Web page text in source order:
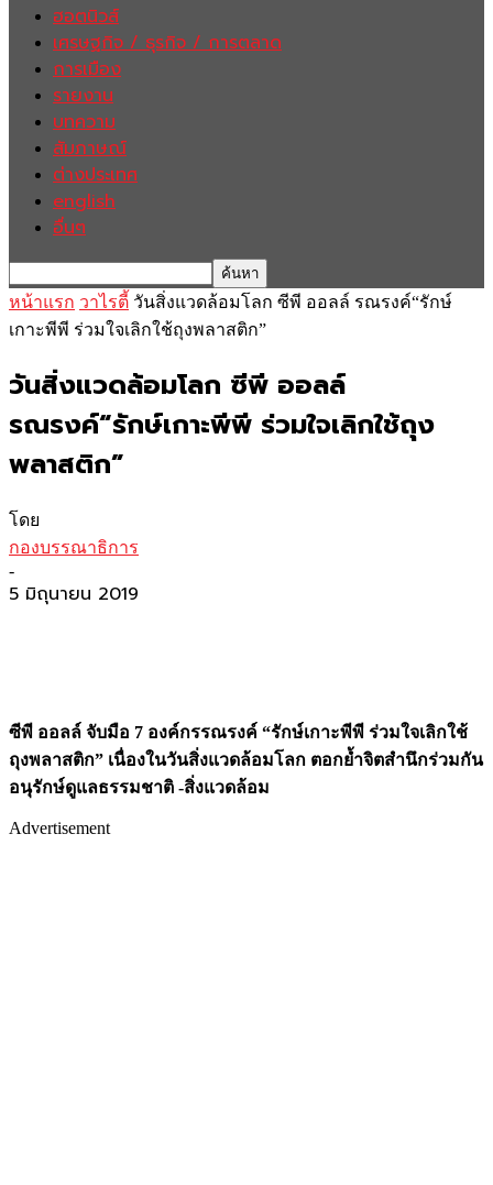
ฮอตนิวส์
เศรษฐกิจ / ธุรกิจ / การตลาด
การเมือง
รายงาน
บทความ
สัมภาษณ์
ต่างประเทศ
english
อื่นๆ
หน้าแรก วาไรตี้ วันสิ่งแวดล้อมโลก ซีพี ออลล์ รณรงค์“รักษ์
เกาะพีพี ร่วมใจเลิกใช้ถุงพลาสติก”
วันสิ่งแวดล้อมโลก ซีพี ออลล์
รณรงค์“รักษ์เกาะพีพี ร่วมใจเลิกใช้ถุง
พลาสติก”
โดย
กองบรรณาธิการ
-
5 มิถุนายน 2019
ซีพี ออลล์ จับมือ 7 องค์กรรณรงค์ “รักษ์เกาะพีพี ร่วมใจเลิกใช้
ถุงพลาสติก” เนื่องในวันสิ่งแวดล้อมโลก ตอกย้ำจิตสำนึกร่วมกัน
อนุรักษ์ดูแลธรรมชาติ -สิ่งแวดล้อม
Advertisement